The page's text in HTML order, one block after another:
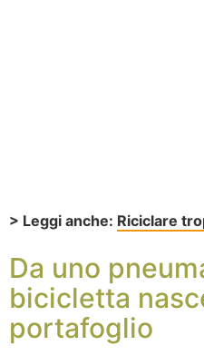
> Leggi anche: Riciclare
Da uno
bicicletta
portafoglio